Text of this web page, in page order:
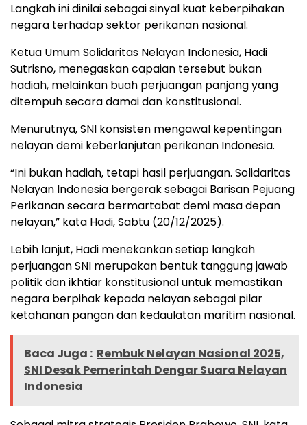
Langkah ini dinilai sebagai sinyal kuat keberpihakan
negara terhadap sektor perikanan nasional.
Ketua Umum Solidaritas Nelayan Indonesia, Hadi
Sutrisno, menegaskan capaian tersebut bukan
hadiah, melainkan buah perjuangan panjang yang
ditempuh secara damai dan konstitusional.
Menurutnya, SNI konsisten mengawal kepentingan
nelayan demi keberlanjutan perikanan Indonesia.
“Ini bukan hadiah, tetapi hasil perjuangan. Solidaritas
Nelayan Indonesia bergerak sebagai Barisan Pejuang
Perikanan secara bermartabat demi masa depan
nelayan,” kata Hadi, Sabtu (20/12/2025).
Lebih lanjut, Hadi menekankan setiap langkah
perjuangan SNI merupakan bentuk tanggung jawab
politik dan ikhtiar konstitusional untuk memastikan
negara berpihak kepada nelayan sebagai pilar
ketahanan pangan dan kedaulatan maritim nasional.
Baca Juga : Rembuk Nelayan Nasional 2025,
SNI Desak Pemerintah Dengar Suara Nelayan
Indonesia